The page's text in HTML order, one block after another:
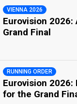
VIENNA 2026
Eurovision 2026:
Grand Final
RUNNING ORDER
Eurovision 2026:
for the Grand